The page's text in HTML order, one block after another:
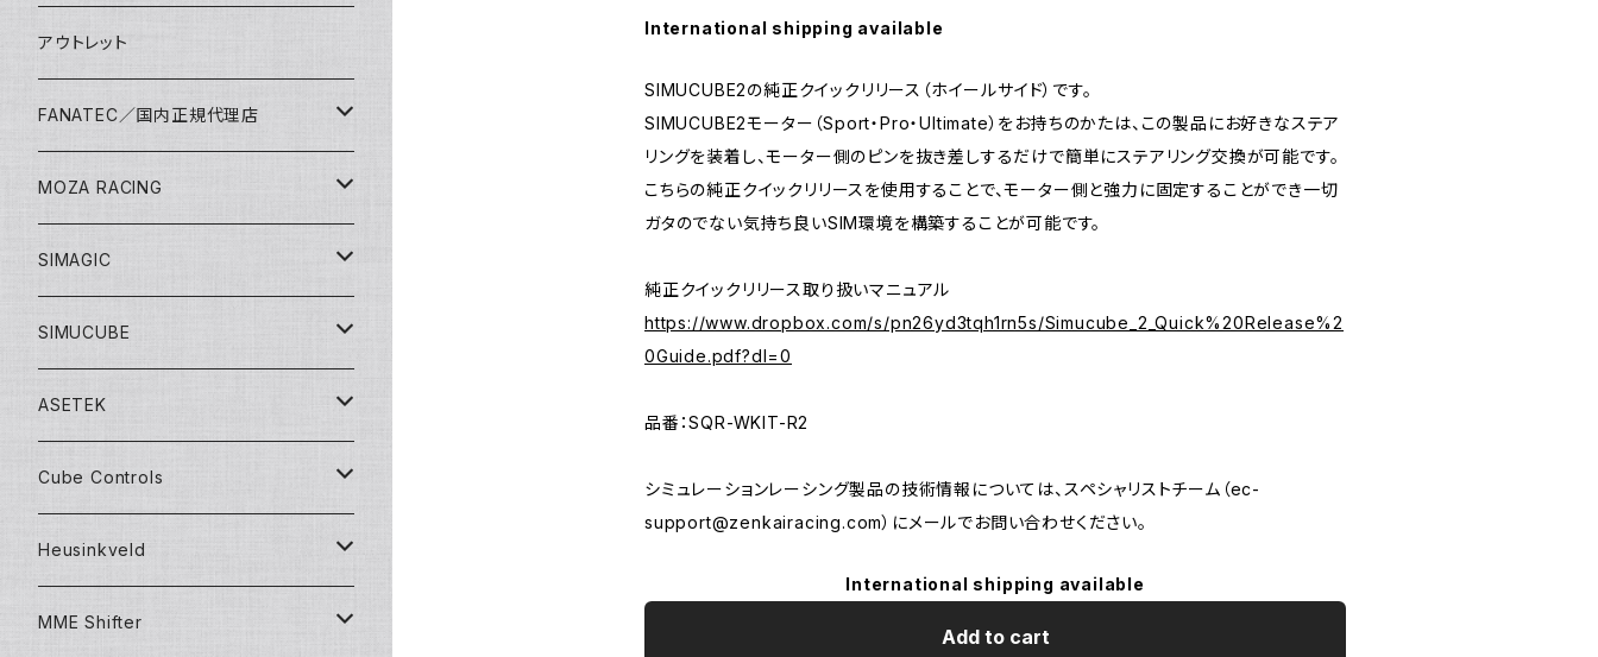
International shipping available
SIMUCUBE2の純正クイックリリース（ホイールサイド）です。
SIMUCUBE2モーター（Sport・Pro・Ultimate）をお持ちのかたは、この製品にお好きなステア
リングを装着し、モーター側のピンを抜き差しするだけで簡単にステアリング交換が可能です。
こちらの純正クイックリリースを使用することで、モーター側と強力に固定することができ一切
ガタのでない気持ち良いSIM環境を構築することが可能です。
純正クイックリリース取り扱いマニュアル
https://www.dropbox.com/s/pn26yd3tqh1rn5s/Simucube_2_Quick%20Release%2
0Guide.pdf?dl=0
品番：SQR-WKIT-R2
シミュレーションレーシング製品の技術情報については、スペシャリストチーム（ec-
support@zenkairacing.com）にメールでお問い合わせください。
International shipping available
Add to cart
アウトレット
FANATEC／国内正規代理店
バンドルセット
レーシングバンドル
ドリフトバンドル
ステアリングモーター
ステアリング
ペダル
アドオンパーツ
アクセサリー
コックピット
MOZA RACING
ステアリングモーター
ステアリング
ペダル
アクセサリー
シフター
ハンドブレーキ
SIMAGIC
ステアリングモーター
ペダル
シフター
ハンドブレーキ
アクセサリー
SIMUCUBE
ステアリングモーター
ペダル
アクセサリー
ステアリング
ASETEK
バンドルセット
ステアリングモーター
ペダル
Cube Controls
ステアリング
アクセサリー
Heusinkveld
ステアリング
MME Shifter